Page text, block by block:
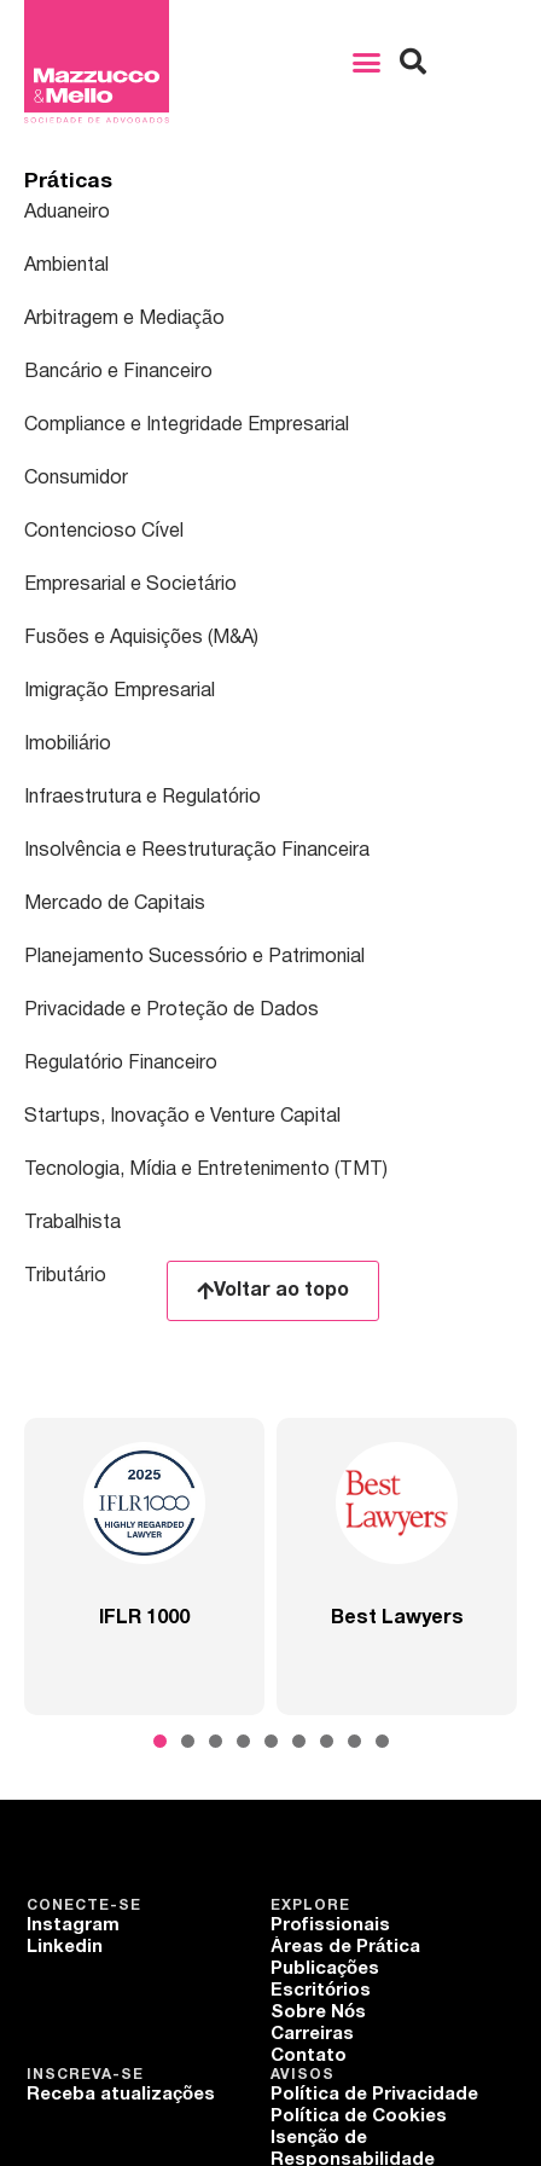
Práticas
Aduaneiro
Ambiental
Arbitragem e Mediação
Bancário e Financeiro
Compliance e Integridade Empresarial
Consumidor
Contencioso Cível
Empresarial e Societário
Fusões e Aquisições (M&A)
Imigração Empresarial
Imobiliário
Infraestrutura e Regulatório
Insolvência e Reestruturação Financeira
Mercado de Capitais
Planejamento Sucessório e Patrimonial
Privacidade e Proteção de Dados
Regulatório Financeiro
Startups, Inovação e Venture Capital
Tecnologia, Mídia e Entretenimento (TMT)
Trabalhista
Tributário
Voltar ao topo
Best Lawyers
2020 –
EXPLORE
Profissionais
Áreas de Prática
Publicações
Escritórios
Sobre Nós
Carreiras
Contato
CONECTE-SE
Instagram
Linkedin
AVISOS
Política de Privacidade
Política de Cookies
Isenção de
Responsabilidade
INSCREVA-SE
Receba atualizações